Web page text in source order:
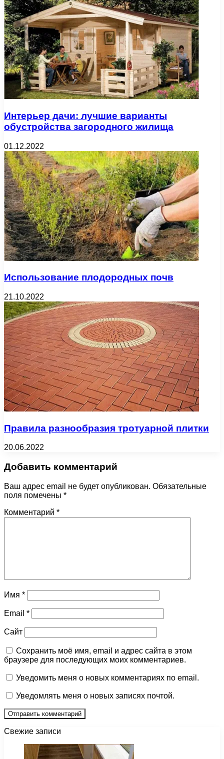
Интерьер дачи: лучшие варианты
обустройства загородного жилища
01.12.2022
Использование плодородных почв
21.10.2022
Правила разнообразия тротуарной плитки
20.06.2022
Добавить комментарий
Ваш адрес email не будет опубликован. Обязательные
поля помечены *
Комментарий *
Имя *
Email *
Сайт
Сохранить моё имя, email и адрес сайта в этом
браузере для последующих моих комментариев.
Уведомить меня о новых комментариях по email.
Уведомлять меня о новых записях почтой.
Свежие записи